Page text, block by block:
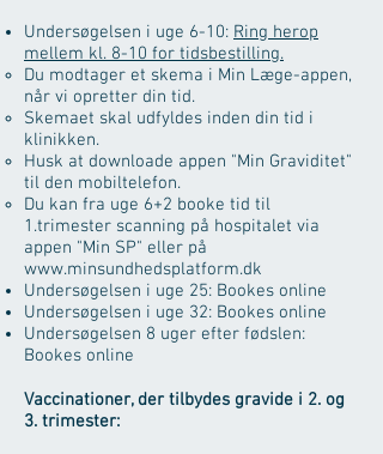
Undersøgelsen i uge 6-10: Ring herop
mellem kl. 8-10 for tidsbestilling.
Du modtager et skema i Min Læge-appen,
når vi opretter din tid.
Skemaet skal udfyldes inden din tid i
klinikken.
Husk at downloade appen "Min Graviditet"
til den mobiltelefon.
Du kan fra uge 6+2 booke tid til
1.trimester scanning på hospitalet via
appen "Min SP" eller på
www.minsundhedsplatform.dk
Undersøgelsen i uge 25: Bookes online
Undersøgelsen i uge 32: Bookes online
Undersøgelsen 8 uger efter fødslen:
Bookes online
Vaccinationer, der tilbydes gravide i 2. og
3. trimester: